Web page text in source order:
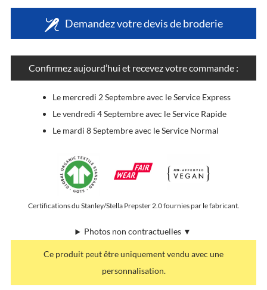
Demandez votre devis de broderie
Confirmez aujourd’hui et recevez votre commande :
Le mercredi 2 Septembre avec le Service Express
Le vendredi 4 Septembre avec le Service Rapide
Le mardi 8 Septembre avec le Service Normal
Certifications du Stanley/Stella Prepster 2.0 fournies par le fabricant.
Photos non contractuelles ▼
Ce produit peut être uniquement vendu avec une
personnalisation.